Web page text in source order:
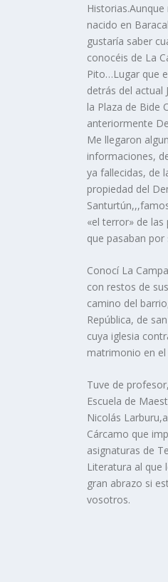
nacido en
gustaría saber
conocéis de La
Pito…Lugar que
detrás del actual
la Plaza de Bide
anteriormente
Me llegaron
informaciones,
ya fallecidas, de
propiedad del
«el terror» de las
que pasaban por
Conocí La
con restos de
camino del
República, de
cuya iglesia
matrimonio en
Tuve de
Escuela de
Nicolás
Cárcamo que
asignaturas de
Literatura al que
gran abrazo si
vosotros.